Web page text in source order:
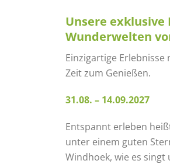
Unsere
Wunderwelten
Einzigartige
Zeit zum Genießen.
31.08. – 14.09.2027
Entspannt erleben
unter einem guten
Windhoek, wie es